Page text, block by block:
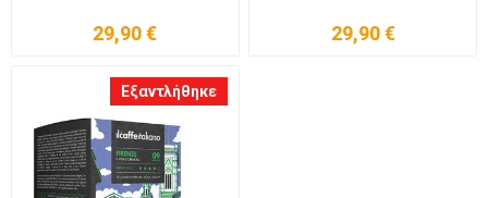
29,90 € 29,90 €
Εξαντλήθηκε